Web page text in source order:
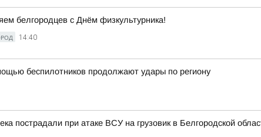
белгородцев с Днём физкультурника!
14:40
беспилотников продолжают удары по региону
пострадали при атаке ВСУ на грузовик в Белгородской